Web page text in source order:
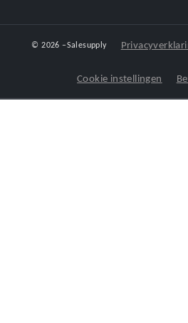
© 2026 –Salesupply
Cookie instellingen